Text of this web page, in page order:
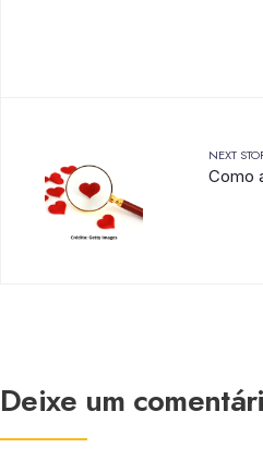
NEXT
Como
Deixe um